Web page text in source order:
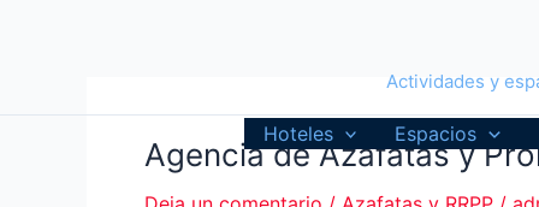
Actividades y
Hoteles Espacios
Agencia de Azafatas y